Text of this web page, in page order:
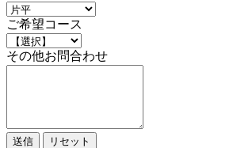
ご希望コース
その他お問合わせ
送信 リセット